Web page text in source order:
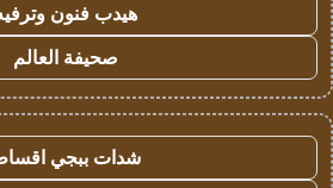
هيدب فنون
صحيفة العالم
شدات ببجي